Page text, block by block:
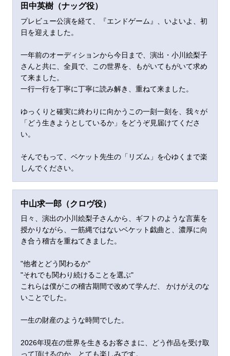
田中英樹（ナッグ役）
プレビュー公演を経て、『エンドゲーム』、いよいよ、初
日を迎えました。
一年前のオーディションから今日まで、演出・小川絵梨子
さんと共に、全員で、この世界を、もがいてもがいて求め
て来ました。
一行一行を丁寧に丁寧に読み解き、重ねて来ました。
ゆっくりと確実に終わりに向かうこの一刻一刻を、我々が
「どう生きようとしているか」をどうぞ見届けてくださ
い。
そんでもって、ベケット先生の「リズム」を心ゆくまで楽
しんでください。
中山求一郎（クロヴ役）
日々、演出の小川絵梨子さんから、ギフトのような言葉を
授かりながら、一筋縄ではないベケット戯曲と、濃厚に向
き合う稽古を重ねてきました。
"他者とどう関わるか"
"それでも関わり続けることを選ぶ"
これらは僕がこの稽古期間で改めて学んだ、 かけがえのな
いことでした。
一生の財産のような時間でした。
2026年現在の世界を生きるお客さまに、どう作品を受け取
って頂けるのか、とても楽しみです。